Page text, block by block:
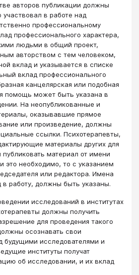
авторов публикации должны
участвовал в работе над
профессиональному
профессионального характера,
людьми в общий проект,
авторством с тем человеком,
вклад и указывается в списке
вклад профессионального
канцелярская или подобная
помощь может быть указана в
На неопубликованные и
оказывавшие прямое
или произведение, должны
ссылки. Психотерапевты,
материалы других для
материал от имени
это необходимо, то с указанием
или редактора. Имена
в работу, должны быть указаны.
исследований в институтах
должны получить
для проведения такого
осознавать свои
будущими исследователями и
институты получат
об исследовании, и их вклад